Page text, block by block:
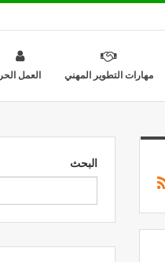
مهارات التطوير المهني العمل الحر
البحث